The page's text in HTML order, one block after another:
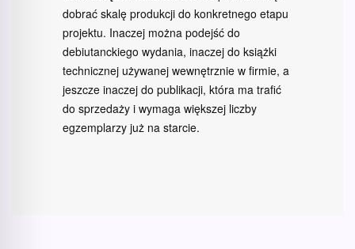
dobrać skalę produkcji do konkretnego etapu
projektu. Inaczej można podejść do
debiutanckiego wydania, inaczej do książki
technicznej używanej wewnętrznie w firmie, a
jeszcze inaczej do publikacji, która ma trafić
do sprzedaży i wymaga większej liczby
egzemplarzy już na starcie.